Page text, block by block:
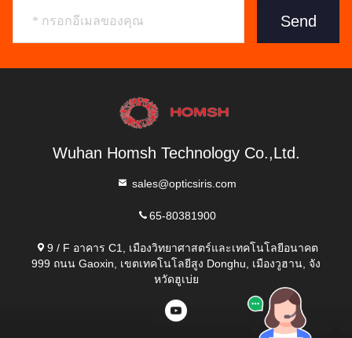
Send
Wuhan Homsh Technology Co.,Ltd.
sales@opticsiris.com
65-80381900
9 / F อาคาร C1, เมืองวิทยาศาสตร์และเทคโนโลยีอนาคต
999 ถนน Gaoxin, เขตเทคโนโลยีสูง Donghu, เมืองวูฮาน, จัง
หวัดฮูเบ่ย